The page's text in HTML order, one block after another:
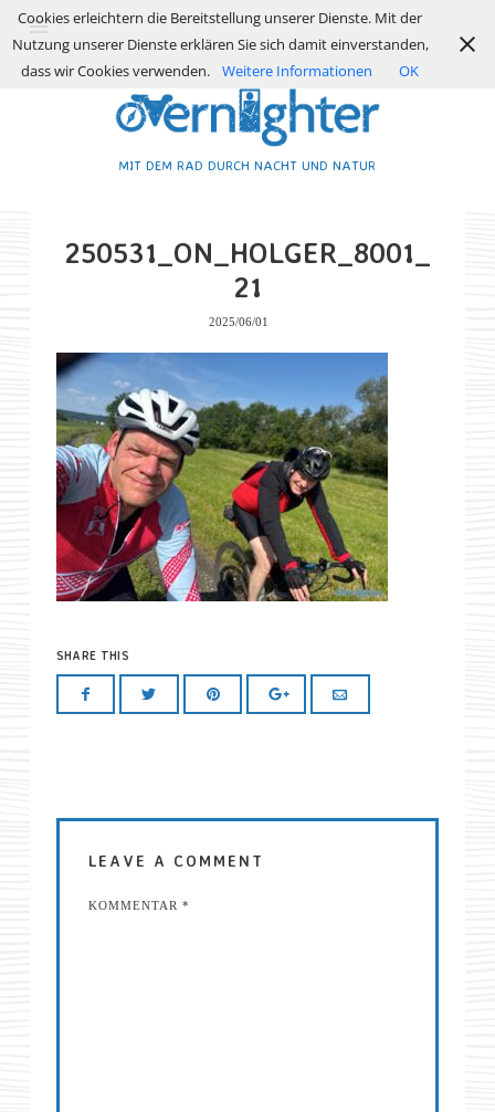
MIT DEM RAD DURCH NACHT UND NATUR
250531_ON_HOLGER_8001_
21
2025/06/01
SHARE THIS
LEAVE A COMMENT
KOMMENTAR *
Cookies erleichtern die Bereitstellung unserer Dienste. Mit der
Nutzung unserer Dienste erklären Sie sich damit einverstanden,
dass wir Cookies verwenden.
Weitere Informationen OK